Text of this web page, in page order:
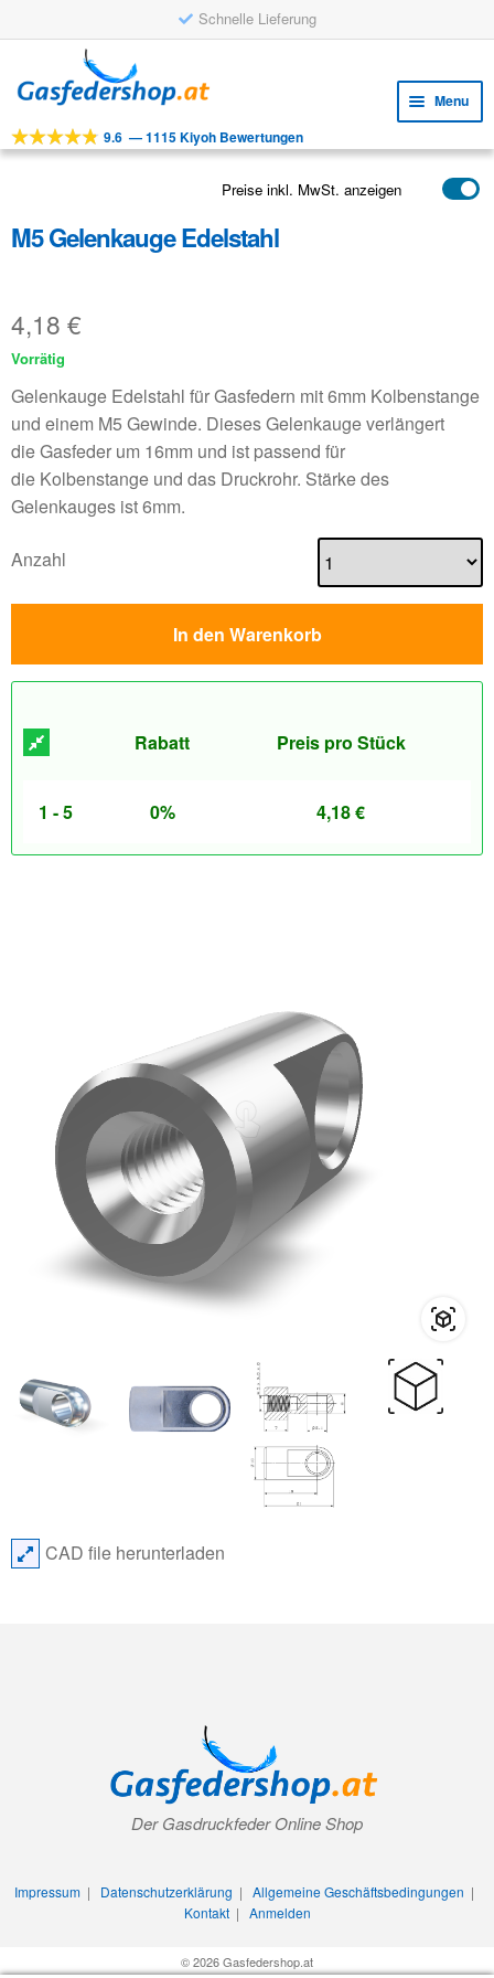
Schnelle Lieferung
to
navigation
to
content
Menu
WERKZEUGE
menu
ANWENDUNGEN
FAQ
9.6 —1115 Kiyoh Bewertungen
Preise inkl. MwSt. anzeigen
M5 Gelenkauge Edelstahl
4,18 €
Vorrätig
Gelenkauge Edelstahl für Gasfedern mit 6mm Kolbenstange
und einem M5 Gewinde. Dieses Gelenkauge verlängert
die Gasfeder um 16mm und ist passend für
die Kolbenstange und das Druckrohr. Stärke des
Gelenkauges ist 6mm.
Anzahl
In den Warenkorb
Rabatt Preis pro Stück
1 - 5 0% 4,18€
CAD file herunterladen
Der Gasdruckfeder Online Shop
Impressum| Datenschutzerklärung | Allgemeine Geschäftsbedingungen |
Kontakt| Anmelden
© 2026 Gasfedershop.at